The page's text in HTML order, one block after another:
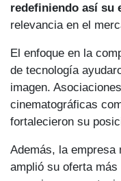
redefiniendo así su
relevancia en el
El enfoque en la
de tecnología
imagen.
cinematográficas
fortalecieron su
Además, la empresa
amplió su oferta